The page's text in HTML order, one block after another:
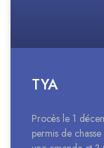
TYA
Procès le 1
permis de